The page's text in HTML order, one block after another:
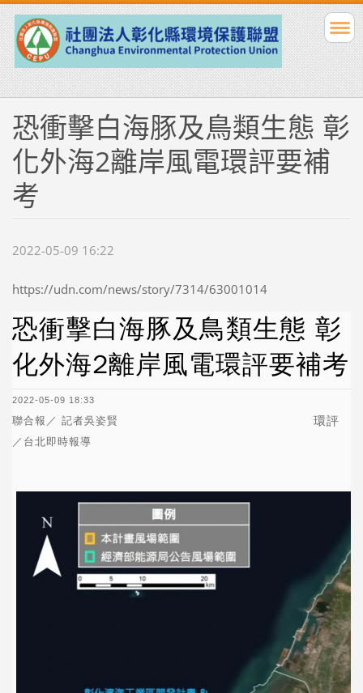
恐衝擊白海豚及鳥類生態 彰
化外海2離岸風電環評要補
考
2022-05-09 16:22
https://udn.com/news/story/7314/63001014
恐衝擊白海豚及鳥類生態 彰
化外海2離岸風電環評要補考
2022-05-09 18:33
聯合報／ 記者吳姿賢
／台北即時報導
環評